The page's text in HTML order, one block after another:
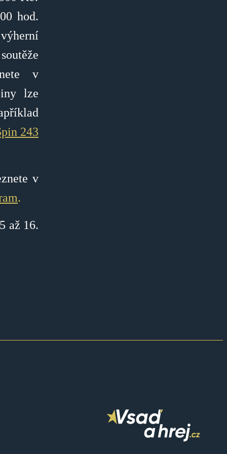
hod.
v
lze
243
v
.
až 16.